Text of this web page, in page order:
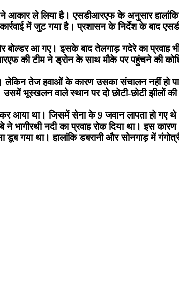
ने आकार ले लिया है। एसडीआरएफ के अनुसार
में जुट गया है। प्रशासन के निर्देश के बाद
आ गए। इसके बाद तेलगाड़ गदेरे का प्रवाह
की टीम ने ड्रोन के साथ मौके पर पहुंचने की
लेकिन तेज हवाओं के कारण उसका संचालन नहीं हो
भूस्खलन वाले स्थान पर दो छोटी-छोटी झीलों
आया था। जिसमें सेना के 9 जवान लापता हो गए
नदी का प्रवाह रोक दिया था। इस कारण
गया था। हालांकि डबरानी और सोनगाड़ में